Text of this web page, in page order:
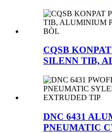
CQSB
SILENN TIB,
DNC 6431
PNEUMATIC